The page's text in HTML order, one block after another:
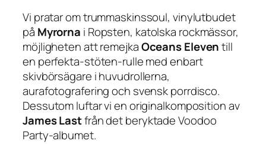
Vi pratar om trummaskinssoul, vinylutbudet
på Myrorna i Ropsten, katolska rockmässor,
möjligheten att remejkaOceans Eleventill
en perfekta-stöten-rulle med enbart
skivbörsägare i huvudrollerna,
aurafotografering och svensk porrdisco.
Dessutom luftar vi en originalkomposition av
James Lastfrån det beryktadeVoodoo
Party-albumet.